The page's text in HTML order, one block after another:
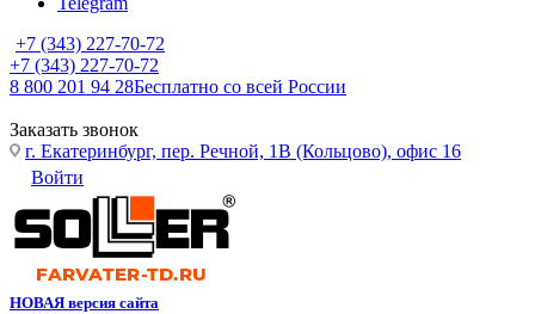
+7 (343) 227-70-72
+7 (343) 227-70-72
8 800 201 94 28Бесплатно со всей России
Заказать звонок
г. Екатеринбург, пер. Речной, 1В (Кольцово), офис 16
Войти
НОВАЯ версия сайта